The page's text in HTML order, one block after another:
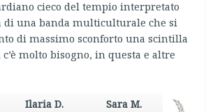
cieco del tempio interpretato
di una banda multiculturale che si
di massimo sconforto una scintilla
molto bisogno, in questa e altre
Ilaria D.
Sara M.